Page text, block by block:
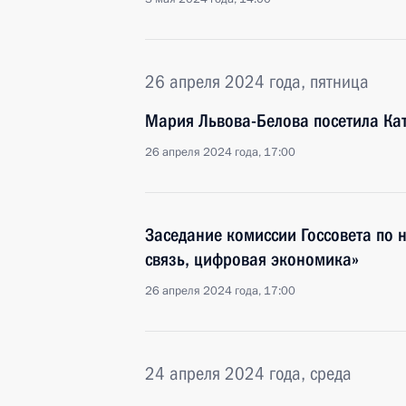
26 апреля 2024 года, пятница
Мария Львова-Белова посетила
26 апреля 2024 года, 17:00
Заседание комиссии Госсовета
связь, цифровая экономика»
26 апреля 2024 года, 17:00
24 апреля 2024 года, среда